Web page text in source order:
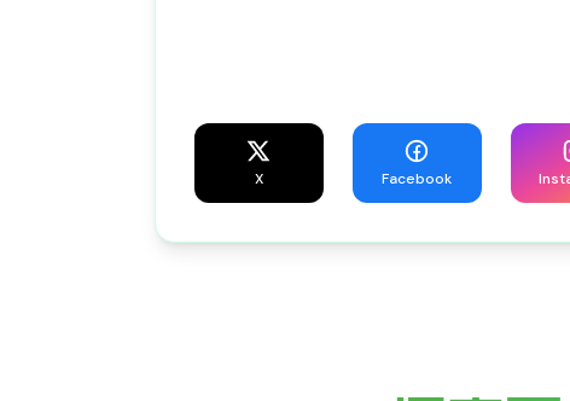
X Facebook